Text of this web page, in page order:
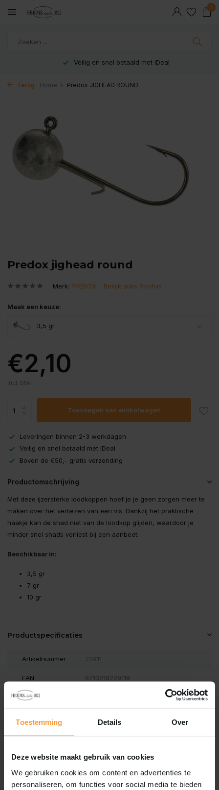
Toestemming Details Over
Deze website maakt gebruik van cookies
We gebruiken cookies om content en advertenties te
personaliseren, om functies voor social media te bieden
0
Veilig en snel betaald met iDeal
Terug Home Predox JIGHEAD ROUND
Predox jighead round
Merk: PREDOX Bekijk alles Roofvis
Maak een keuze:
3,5 gr
Uitverkocht
€2,10
Incl. btw
Toevoegen aan winkelwagen
Leveringen binnen 2-3 werkdagen
Veilig en snel betaald met iDeal
Boven de €50,- gratis verzending
Productomschrijving
Met deze ijzersterke loodkoppen hoef je je geen zorgen meer te
maken over het verliezen van een vis. Dankzij het praktische
haakje kan de shad niet van de loodkop glijden, waardoor je
minder snel shads verliest bij een aanbeet.
Beschikbaar in:
3,5 gr
7 gr
10 gr
Productspecificaties
Artikelnummer 22911
EAN 8713218229119
Vergelijk
0/ 5 Based on 0 reviews
Er zijn nog geen reviews geschreven over dit product..